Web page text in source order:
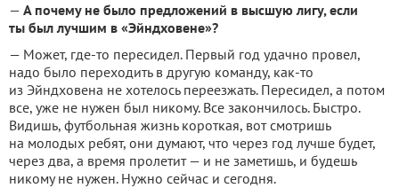
— А почему не было предложений в высшую лигу, если
ты был лучшим в «Эйндховене»?
— Может, где-то пересидел. Первый год удачно провел,
надо было переходить в другую команду, как-то
из Эйндховена не хотелось переезжать. Пересидел, а потом
все, уже не нужен был никому. Все закончилось. Быстро.
Видишь, футбольная жизнь короткая, вот смотришь
на молодых ребят, они думают, что через год лучше будет,
через два, а время пролетит — и не заметишь, и будешь
никому не нужен. Нужно сейчас и сегодня.